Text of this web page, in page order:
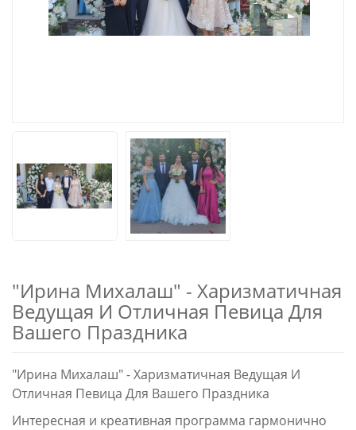
"Ирина Михалаш" - Харизматичная
Ведущая И Отличная Певица Для
Вашего Праздника
"Ирина Михалаш" - Харизматичная Ведущая И
Отличная Певица Для Вашего Праздника
Интересная и креативная программа гармонично